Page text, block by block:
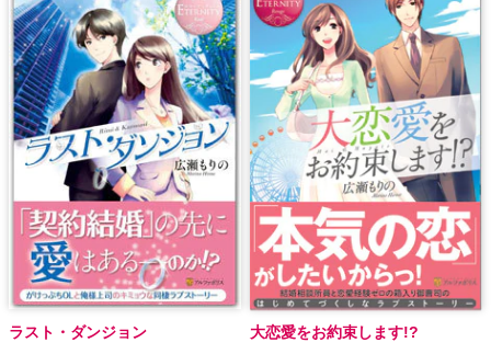
ラスト・ダンジョン 大恋愛をお約束します!?